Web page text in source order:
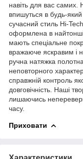
навіть для вас самих.
впишуться в будь-
сучасний стиль Hi-
оформлена в найтонші
мають спеціальне
вражаюче яскравим і
ручна натяжка
неповторного
справжній контроль
довговічність. Наші
лишаючись
часу.
Приховати